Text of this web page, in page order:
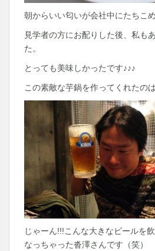
朝からいい匂いが会社中にたちこ
見学者の方にお配りした後、私も
た。
とっても美味しかったです♪♪♪
この素敵な芋鍋を作ってくれたの
じゃーん!!!こんな大きなビールを
なっちゃった沓澤さんです（笑）